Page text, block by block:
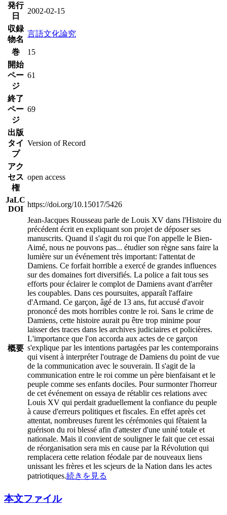
発行
日
2002-02-15
収録
物名
言語文化論究
巻
15
開始
ペー
ジ
61
終了
ペー
ジ
69
出版
タイ
プ
Version of Record
アク
セス
権
open access
JaLC
DOI
https://doi.org/10.15017/5426
概要
Jean-Jacques Rousseau parle de Louis XV dans l'Histoire du
précédent écrit en expliquant son projet de déposer ses
manuscrits. Quand il s'agit du roi que l'on appelle le Bien-
Aimé, nous ne pouvons pas... étudier son règne sans faire la
lumière sur un événement très important: l'attentat de
Damiens. Ce forfait horrible a exercé de grandes influences
sur des domaines fort diversifiés. La police a fait tous ses
efforts pour éclairer le complot de Damiens avant d'arrêter
les coupables. Dans ces poursuites, apparaît l'affaire
d'Armand. Ce garçon, âgé de 13 ans, fut accusé d'avoir
prononcé des mots horribles contre le roi. Sans le crime de
Damiens, cette histoire aurait pu être trop minime pour
laisser des traces dans les archives judiciaires et policières.
L'importance que l'on accorda aux actes de ce garçon
s'explique par les intentions partagées par les contemporains
qui visent à interpréter l'outrage de Damiens du point de vue
de la communication avec le souverain. Il s'agit de la
communication entre le roi comme un père bienfaisant et le
peuple comme ses enfants dociles. Pour surmonter l'horreur
de cet événement on essaya de rétablir ces relations avec
Louis XV qui perdait graduellement la confiance du peuple
à cause d'erreurs politiques et fiscales. En effet après cet
attentat, nombreuses furent les cérémonies qui fêtaient la
guérison du roi blessé afin d'attester d'une unité totale et
nationale. Mais il convient de souligner le fait que cet essai
de réorganisation sera mis en cause par la Révolution qui
remplacera cette relation féodale par de nouveaux liens
unissant les frères et les scjeurs de la Nation dans les actes
patriotiques.続きを見る
本文ファイル